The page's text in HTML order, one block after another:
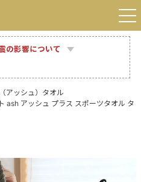
の影響について
アッシュ）タオル
ash アッシュ プラス スポーツタオル タ